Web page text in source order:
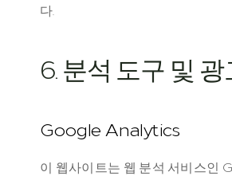
다.
6. 분석 도구 및 광
Google Analytics
이 웹사이트는 웹 분석 서비스인